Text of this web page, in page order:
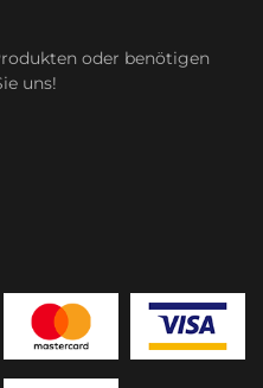
oder benötigen
uns!